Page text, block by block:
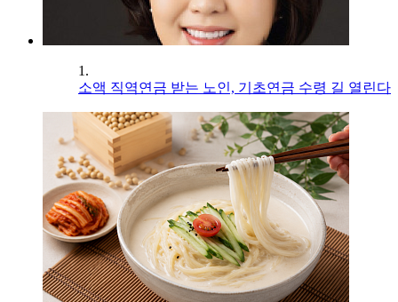
1.
소액 직역연금 받는 노인, 기초연금 수령 길 열린다